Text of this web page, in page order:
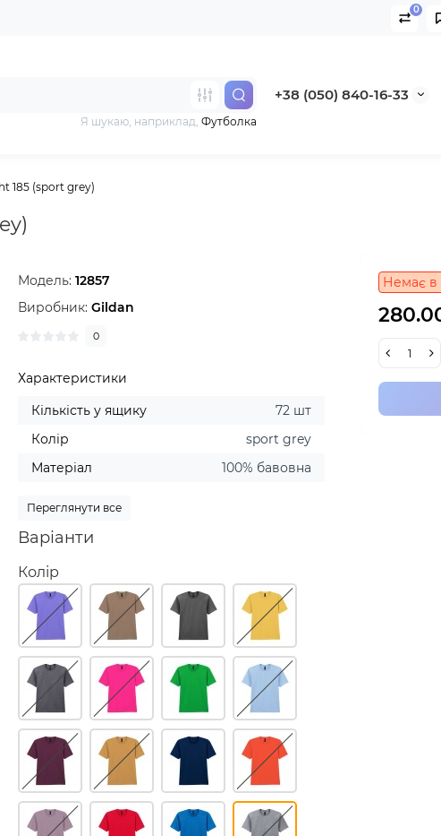
0
+38 (050) 840-16-33
Я шукаю, наприклад, Футболка
185 (sport grey)
Модель:12857
Виробник:Gildan
0
Характеристики
Кількість у ящику
72 шт
Колір
sport grey
Матеріал
100% бавовна
Переглянути все
Варіанти
Колір
Немає в